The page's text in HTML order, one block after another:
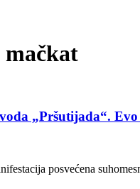
„Pršutijada“.
posvećena